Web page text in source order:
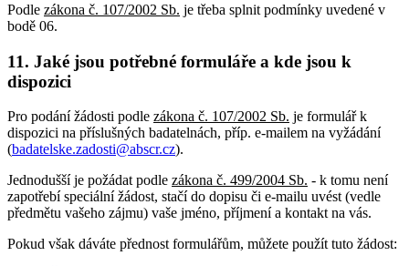
Podle zákona č. 107/2002 Sb. je třeba splnit podmínky uvedené v
bodě 06.
11. Jaké jsou potřebné formuláře a kde jsou k
dispozici
Pro podání žádosti podle zákona č. 107/2002 Sb. je formulář k
dispozici na příslušných badatelnách, příp. e-mailem na vyžádání
(badatelske.zadosti@abscr.cz).
Jednodušší je požádat podle zákona č. 499/2004 Sb. - k tomu není
zapotřebí speciální žádost, stačí do dopisu či e-mailu uvést (vedle
předmětu vašeho zájmu) vaše jméno, příjmení a kontakt na vás.
Pokud však dáváte přednost formulářům, můžete použít tuto žádost: